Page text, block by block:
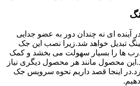
آینده ای نه چندان دور به عضو جدایی
تبدیل خواهد شد.زیرا نصب این جک
درب ها را بسیار سهولت می بخشد و کمک
محصول مانند هر محصول دیگری نیاز
اینجا قصد داریم نحوه سرویس جک